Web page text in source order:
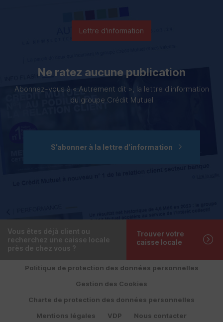
Lettre d'information
Ne ratez aucune publication
Abonnez-vous à « Autrement dit », la lettre d'information
du groupe Crédit Mutuel
S’abonner à la lettre d'information
Vous êtes déjà client ou
recherchez une caisse locale
près de chez vous ?
Trouver votre
caisse locale
Politique de protection des données personnelles
Gestion des Cookies
Charte de protection des données personnelles
Mentions légales
VDP
Nous contacter